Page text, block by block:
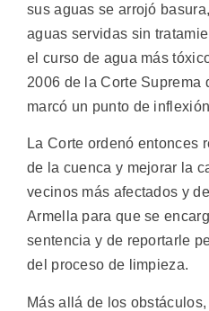
sus aguas se arrojó
aguas servidas sin
el curso de agua más
2006 de la Corte Suprema
marcó un punto de
La Corte ordenó entonces
de la cuenca y mejorar la
vecinos más afectados y
Armella para que se
sentencia y de reportarle
del proceso de limpieza.
Más allá de los